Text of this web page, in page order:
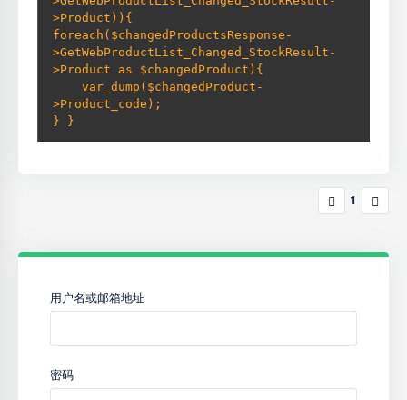
>Product)){
foreach($changedProductsResponse-
>GetWebProductList_Changed_StockResult-
>Product as $changedProduct){
var_dump($changedProduct-
>Product_code);
} }
1
用户名或邮箱地址
密码